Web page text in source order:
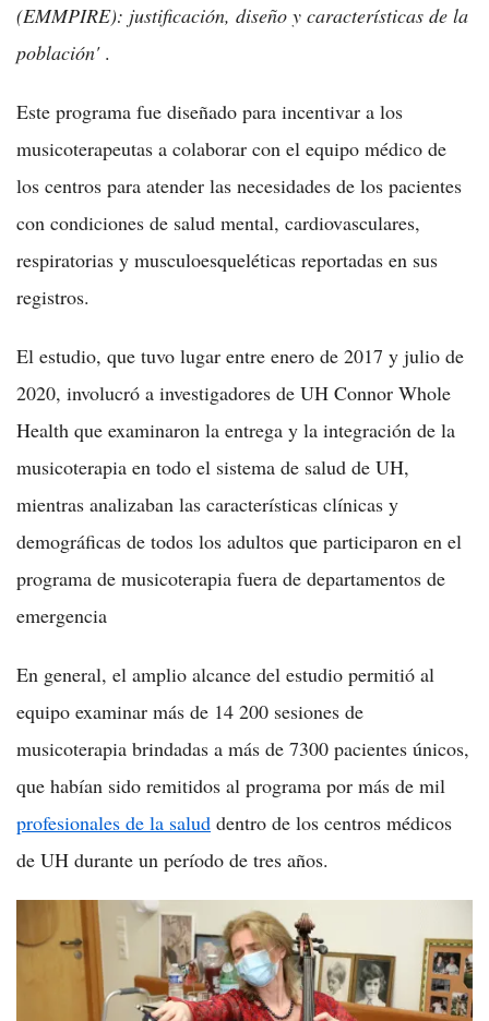
(EMMPIRE): justificación, diseño y características de la
población'.
Este programa fue diseñado para incentivar a los
musicoterapeutas a colaborar con el equipo médico de
los centros para atender las necesidades de los pacientes
con condiciones de salud mental, cardiovasculares,
respiratorias y musculoesqueléticas reportadas en sus
registros.
El estudio, que tuvo lugar entre enero de 2017 y julio de
2020, involucró a investigadores de UH Connor Whole
Health que examinaron la entrega y la integración de la
musicoterapia en todo el sistema de salud de UH,
mientras analizaban las características clínicas y
demográficas de todos los adultos que participaron en el
programa de musicoterapia fuera de departamentos de
emergencia
En general, el amplio alcance del estudio permitió al
equipo examinar más de 14 200 sesiones de
musicoterapia brindadas a más de 7300 pacientes únicos,
que habían sido remitidos al programa por más de mil
profesionales de la salud dentro de los centros médicos
de UH durante un período de tres años.